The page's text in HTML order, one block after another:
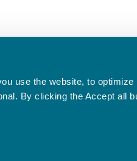
use the website, to
By clicking the Accept all